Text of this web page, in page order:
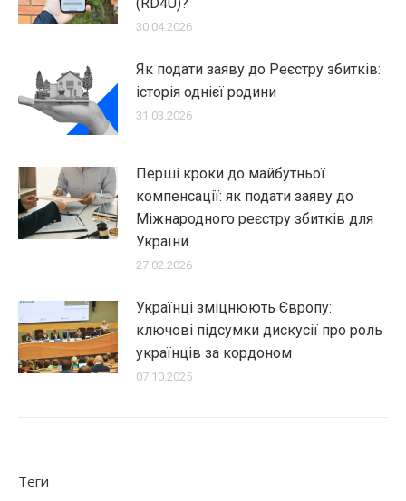
30.04.2026
Як подати заяву до Реєстру збитків:
історія однієї родини
31.03.2026
Перші кроки до майбутньої
компенсації: як подати заяву до
Міжнародного реєстру збитків для
України
27.02.2026
Українці зміцнюють Європу:
ключові підсумки дискусії про роль
українців за кордоном
07.10.2025
Теги